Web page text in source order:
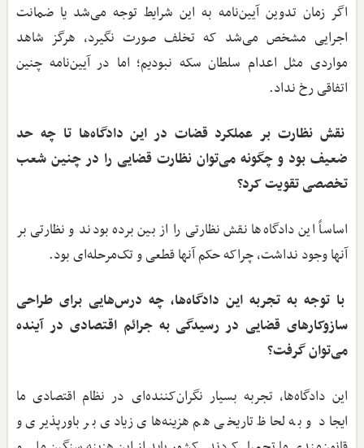
اگر زمان تدوین آیین‌نامه به این شرایط توجه می‌شد یا ضمانت
اجرایی مشخص می‌شد که تخلف صورت نگیرد، هرگز شاهد
مواردی مثل اعدام سلطان سکه نبودیم؛ اما در آیین‌نامه چنین
اتفاقی رخ نداد.
نقش نظارت بر عملکرد قضات در این دادگاه‌ها تا چه حد
ضعیف بود و چگونه می‌توان نظارت قضایی را در چنین شعب
تخصصی تقویت کرد؟
اساساً این دادگاه‌ها نقش نظارتی را از بین برده بودند و نظارتی بر
آنها وجود نداشت، چراکه حکم آنها قطعی و تک‌مرحله‌ای بود.
با توجه به تجربه این دادگاه‌ها، چه درس‌هایی برای طراحی
سازوکارهای قضایی در رسیدگی به جرائم اقتصادی در آینده
می‌توان گرفت؟
این دادگاه‌ها، تجربه بسیار نگران‌کننده‌ای در نظام اقتصادی ما
ایجاد و به لحاظ تاریخی هم هزینه‌های زیادی بر باورپذیری و